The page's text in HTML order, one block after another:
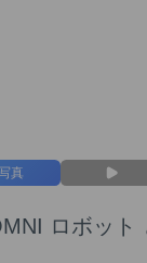
真
ロボット